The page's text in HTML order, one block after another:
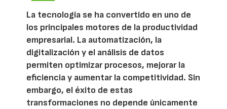
La tecnología se ha convertido en uno de
los principales motores de la productividad
empresarial. La automatización, la
digitalización y el análisis de datos
permiten optimizar procesos, mejorar la
eficiencia y aumentar la competitividad. Sin
embargo, el éxito de estas
transformaciones no depende únicamente